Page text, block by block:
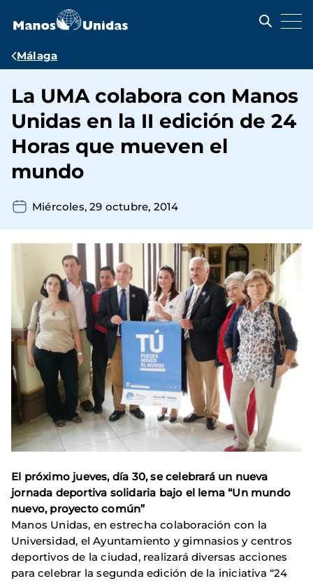
contenido
Ruta
navegación
Málaga
La UMA colabora con Manos
Unidas en la II edición de 24
Horas que mueven el
mundo
Miércoles, 29 octubre, 2014
El próximo jueves, día 30, se celebrará un nueva
jornada deportiva solidaria bajo el lema “Un mundo
nuevo, proyecto común”
Manos Unidas, en estrecha colaboración con la
Universidad, el Ayuntamiento y gimnasios y centros
deportivos de la ciudad, realizará diversas acciones
para celebrar la segunda edición de la iniciativa “24